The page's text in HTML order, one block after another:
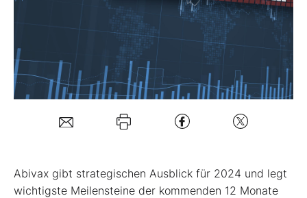
Folgen Sie uns
Abivax gibt strategischen Ausblick für 2024 und legt
wichtigste Meilensteine der kommenden 12 Monate